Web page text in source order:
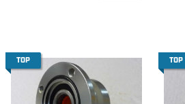
TOP TOP